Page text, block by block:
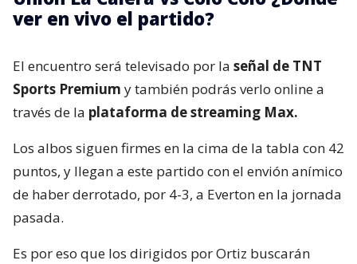
ver en vivo el partido?
El encuentro será televisado por la señal de TNT
Sports Premium y también podrás verlo online a
través de la plataforma de streaming Max.
Los albos siguen firmes en la cima de la tabla con 42
puntos, y llegan a este partido con el envión anímico
de haber derrotado, por 4-3, a Everton en la jornada
pasada.
Es por eso que los dirigidos por Ortiz buscarán